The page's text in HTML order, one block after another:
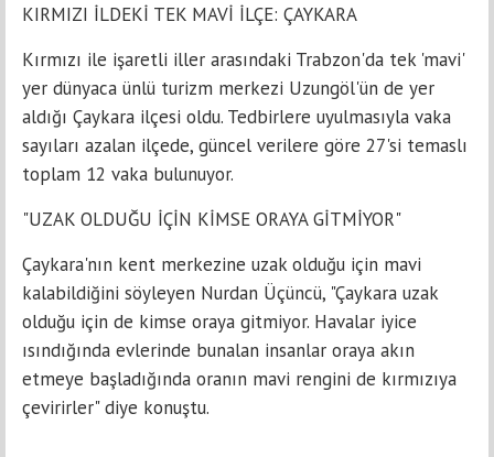
KIRMIZI İLDEKİ TEK MAVİ İLÇE: ÇAYKARA
Kırmızı ile işaretli iller arasındaki Trabzon'da tek 'mavi'
yer dünyaca ünlü turizm merkezi Uzungöl'ün de yer
aldığı Çaykara ilçesi oldu. Tedbirlere uyulmasıyla vaka
sayıları azalan ilçede, güncel verilere göre 27'si temaslı
toplam 12 vaka bulunuyor.
"UZAK OLDUĞU İÇİN KİMSE ORAYA GİTMİYOR"
Çaykara'nın kent merkezine uzak olduğu için mavi
kalabildiğini söyleyen Nurdan Üçüncü, "Çaykara uzak
olduğu için de kimse oraya gitmiyor. Havalar iyice
ısındığında evlerinde bunalan insanlar oraya akın
etmeye başladığında oranın mavi rengini de kırmızıya
çevirirler" diye konuştu.